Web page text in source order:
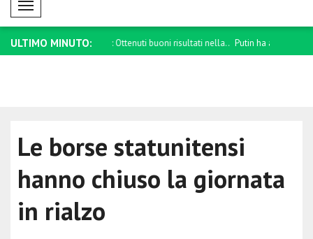
Mobil Menü
ULTIMO MINUTO:
buoni risultati nella.. Putin ha avuto un colloquio telefonico
Le borse statunitensi
hanno chiuso la giornata
in rialzo